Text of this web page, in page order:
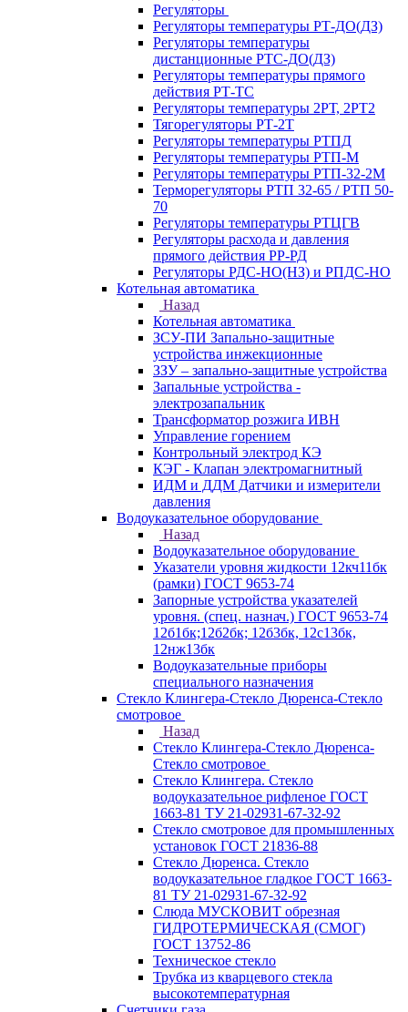
Регуляторы
Регуляторы температуры РТ-ДО(ДЗ)
Регуляторы температуры
дистанционные РТС-ДО(ДЗ)
Регуляторы температуры прямого
действия РТ-ТС
Регуляторы температуры 2РТ, 2РT2
Тягорегуляторы РТ-2Т
Регуляторы температуры РТПД
Регуляторы температуры РТП-M
Регуляторы температуры РТП-32-2М
Терморегуляторы РТП 32-65 / РТП 50-
70
Регуляторы температуры РТЦГВ
Регуляторы расхода и давления
прямого действия РР-РД
Регуляторы РДС-НО(НЗ) и РПДС-НО
Котельная автоматика
Назад
Котельная автоматика
ЗСУ-ПИ Запально-защитные
устройства инжекционные
ЗЗУ – запально-защитные устройства
Запальные устройства -
электрозапальник
Трансформатор розжига ИВН
Управление горением
Контрольный электрод КЭ
КЭГ - Клапан электромагнитный
ИДМ и ДДМ Датчики и измерители
давления
Водоуказательное оборудование
Назад
Водоуказательное оборудование
Указатели уровня жидкости 12кч11бк
(рамки) ГОСТ 9653-74
Запорные устройства указателей
уровня. (спец. назнач.) ГОСТ 9653-74
12б1бк;12б2бк; 12б3бк, 12с13бк,
12нж13бк
Водоуказательные приборы
специального назначения
Стекло Клингера-Стекло Дюренса-Стекло
смотровое
Назад
Стекло Клингера-Стекло Дюренса-
Стекло смотровое
Стекло Клингера. Стекло
водоуказательное рифленое ГОСТ
1663-81 ТУ 21-02931-67-32-92
Стекло смотровое для промышленных
установок ГОСТ 21836-88
Стекло Дюренса. Стекло
водоуказательное гладкое ГОСТ 1663-
81 ТУ 21-02931-67-32-92
Слюда МУСКОВИТ обрезная
ГИДРОТЕРМИЧЕСКАЯ (СМОГ)
ГОСТ 13752-86
Техническое стекло
Трубка из кварцевого стекла
высокотемпературная